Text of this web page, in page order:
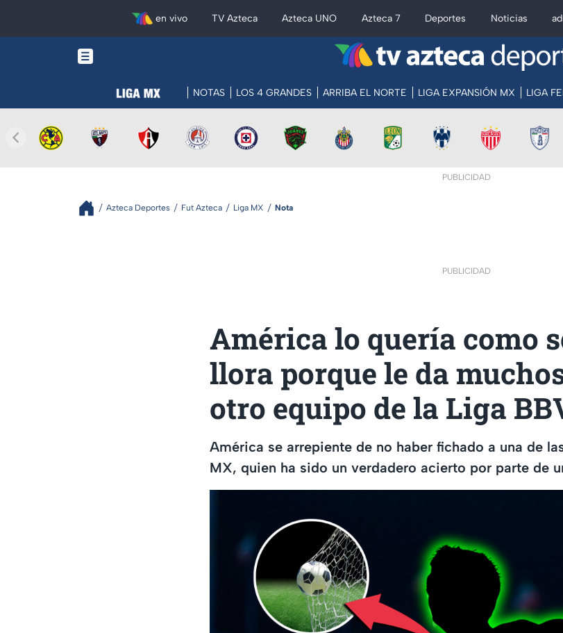
en vivo TV Azteca Azteca UNO Azteca 7 Deportes Noticias
NOTAS LOS 4 GRANDES ARRIBA EL NORTE LIGA EXPANSIÓN MX LIGA
PUBLICIDAD
Azteca Deportes Fut Azteca Liga MX Nota
PUBLICIDAD
América lo quería como
llora porque le da
otro equipo de la Liga
América se arrepiente de no haber fichado a una de
MX, quien ha sido un verdadero acierto por parte de